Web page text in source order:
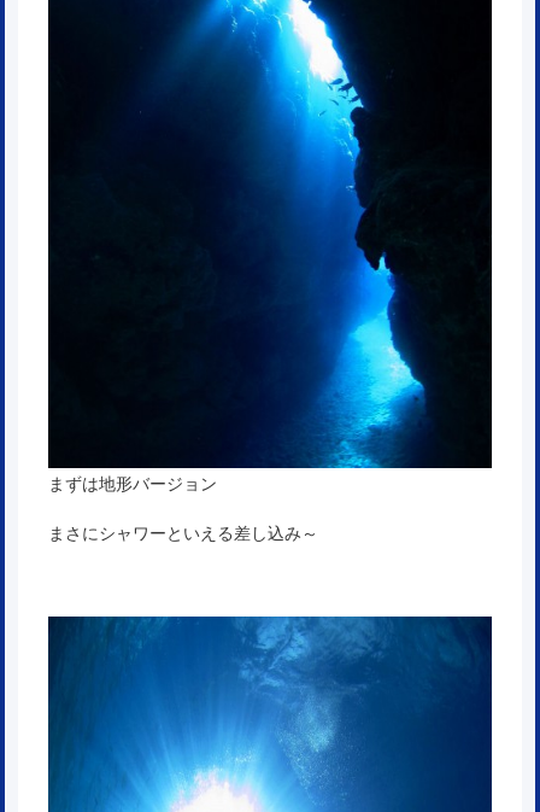
まずは地形バージョン
まさにシャワーといえる差し込み～